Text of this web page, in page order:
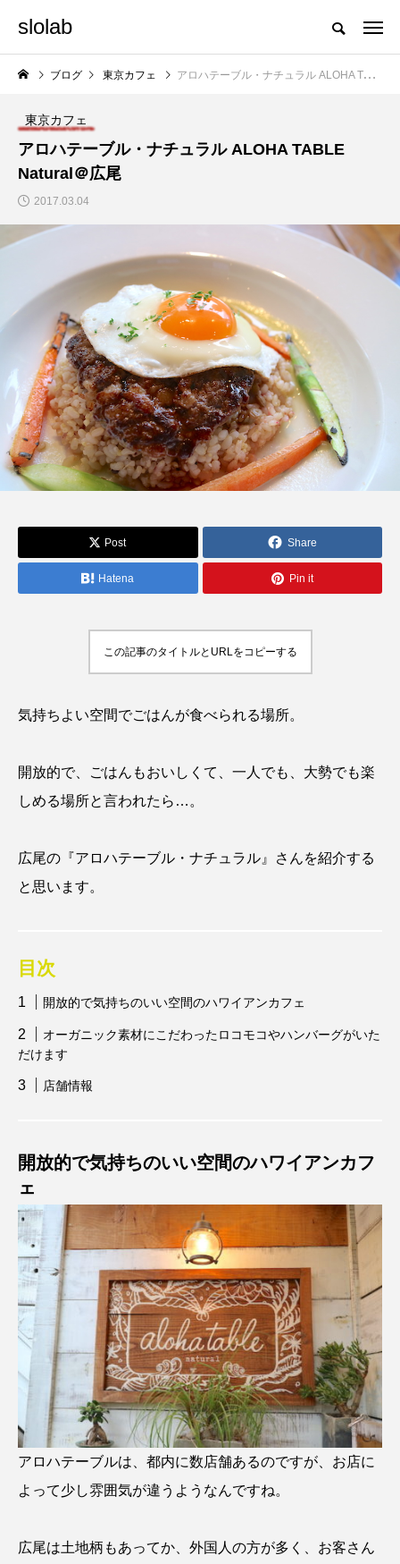
slolab
ブログ 東京カフェ アロハテーブル・ナチュラル ALOHA TABLE Natural＠広尾
東京カフェ
アロハテーブル・ナチュラル ALOHA TABLE
Natural＠広尾
2017.03.04
Post Share
Hatena Pin it
この記事のタイトルとURLをコピーする
気持ちよい空間でごはんが食べられる場所。
開放的で、ごはんもおいしくて、一人でも、大勢でも楽
しめる場所と言われたら…。
広尾の『アロハテーブル・ナチュラル』さんを紹介する
と思います。
目次
開放的で気持ちのいい空間のハワイアンカフェ
オーガニック素材にこだわったロコモコやハンバーグがいた
だけます
店舗情報
開放的で気持ちのいい空間のハワイアンカフ
ェ
アロハテーブルは、都内に数店舗あるのですが、お店に
よって少し雰囲気が違うようなんですね。
広尾は土地柄もあってか、外国人の方が多く、お客さん